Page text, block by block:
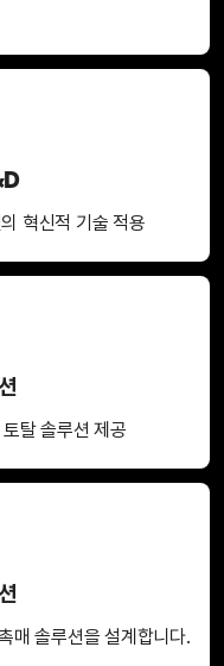
혁신적 기술 적용
탈 솔루션 제공
매 솔루션을 설계합니다.